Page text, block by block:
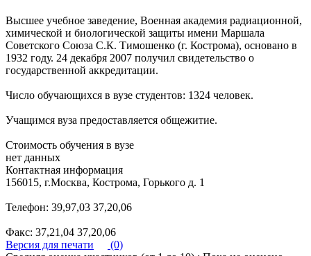
Высшее учебное заведение, Военная академия радиационной,
химической и биологической защиты имени Маршала
Советского Союза С.К. Тимошенко (г. Кострома), основано в
1932 году. 24 декабря 2007 получил свидетельство о
государственной аккредитации.
Число обучающихся в вузе студентов: 1324 человек.
Учащимся вуза предоставляется общежитие.
Стоимость обучения в вузе
нет данных
Контактная информация
156015, г.Москва, Кострома, Горького д. 1
Телефон: 39,97,03 37,20,06
Факс: 37,21,04 37,20,06
Версия для печати
(0)